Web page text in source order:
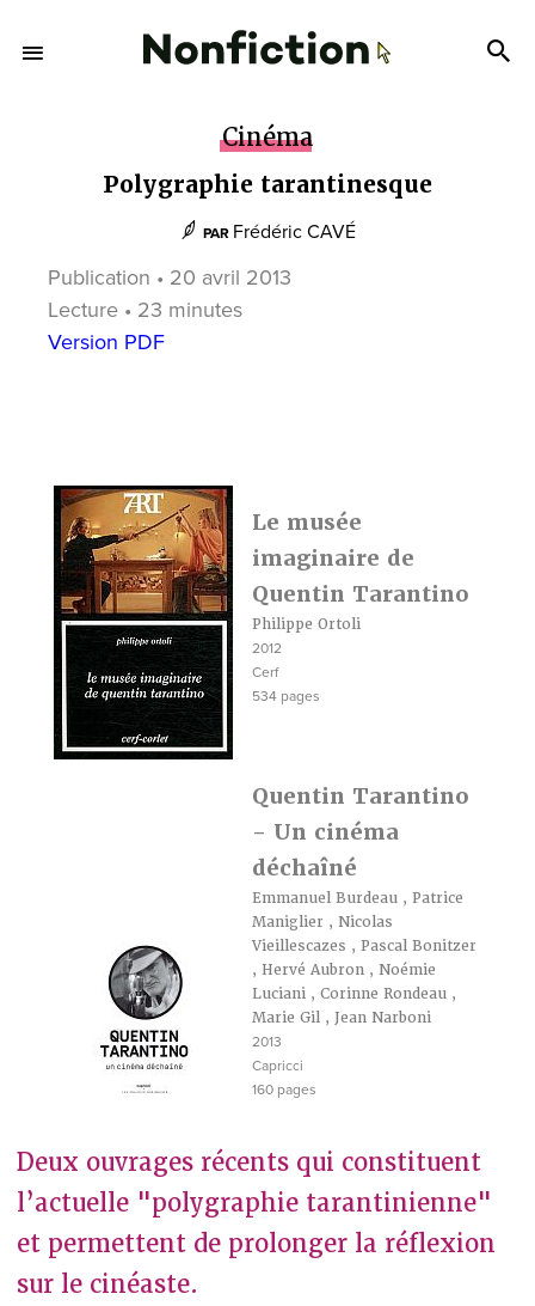
Cinéma
Polygraphie tarantinesque
PAR Frédéric CAVÉ
Publication • 20 avril 2013
Lecture • 23 minutes
Version PDF
Le musée
imaginaire de
Quentin Tarantino
Philippe Ortoli
2012
Cerf
534 pages
Quentin Tarantino
- Un cinéma
déchaîné
Emmanuel Burdeau, Patrice
Maniglier, Nicolas
Vieillescazes , Pascal Bonitzer
, Hervé Aubron, Noémie
Luciani, Corinne Rondeau,
Marie Gil, Jean Narboni
2013
Capricci
160 pages
Deux ouvrages récents qui constituent
l’actuelle "polygraphie tarantinienne"
et permettent de prolonger la réflexion
sur le cinéaste.